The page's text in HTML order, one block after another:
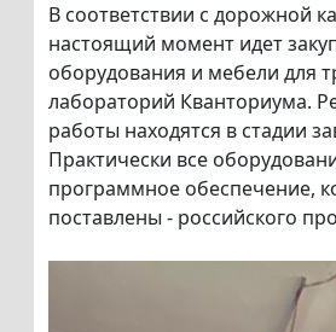
В соответствии с дорожной
настоящий момент идет
оборудования и мебели для
лабораторий Кванториума.
работы находятся в стадии
Практически все
программное обеспечение,
поставлены - российского